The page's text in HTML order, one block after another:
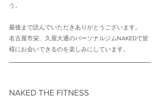
う。
最後まで読んでいただきありがとうございます。
名古屋市栄、久屋大通のパーソナルジムNAKEDで皆
様にお会いできるのを楽しみにしています。
NAKED THE FITNESS